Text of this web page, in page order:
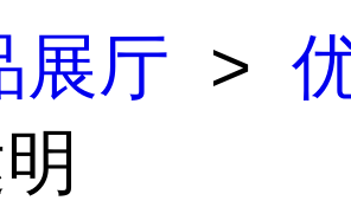
展厅 >